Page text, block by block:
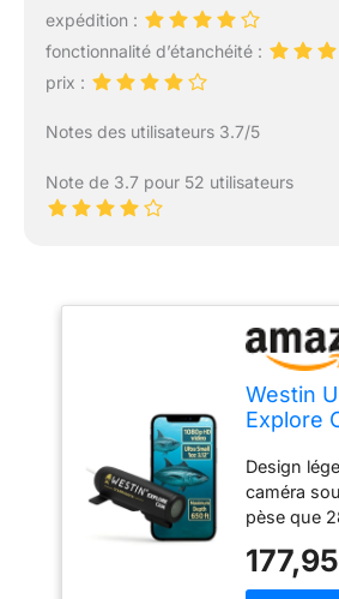
expédition :
fonctionnalité d’étanchéité :
prix :
Notes des utilisateurs 3.7/5
Note de 3.7 pour 52 utilisateurs
Westin
Explore
pêche
pêche à
caméra
avec Full
étanche
Design
caméra
pèse que
étanche
pêche.